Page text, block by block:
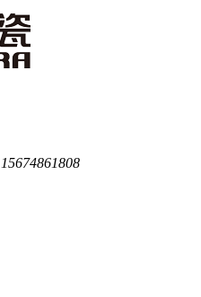
15674861808